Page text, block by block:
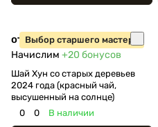
Выбор старшего мастера
от 400 ₽
Начислим +20 бонусов
Шай Хун со старых деревьев
2024 года (красный чай,
высушенный на солнце)
0
0 В наличии